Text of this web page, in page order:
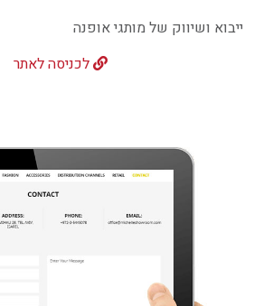
כדאי לדעת
ייבוא ושיווק של מותגי אופנה
לכניסה לאתר